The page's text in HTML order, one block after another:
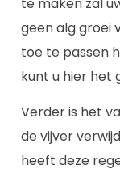
geen alg groei
toe te passen
kunt u hier het
Verder is het
de vijver
heeft deze